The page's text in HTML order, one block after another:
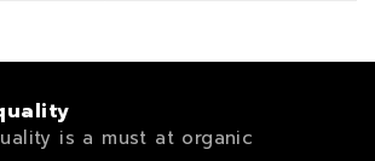
is a must at organic